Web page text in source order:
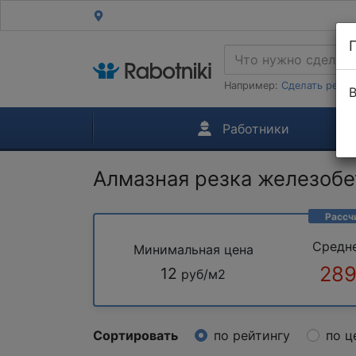
Например: Сделать
Работники
Алмазная резка
Минимальная цена
12 руб/м2
Сортировать по рейтингу по